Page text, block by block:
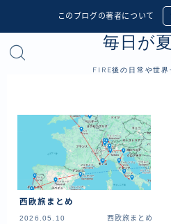
このブログの著者について
毎日が
FIRE後の日常や世
MENU
世界一周旅行
フィリピン
インドネシア
シンガポール
西欧旅まとめ
2026.05.10 西欧旅まとめ